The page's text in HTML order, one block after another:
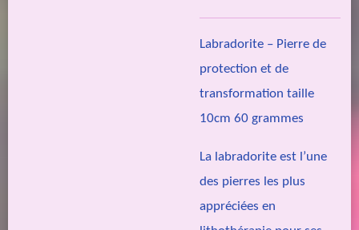
Labradorite – Pierre de
protection et de
transformation taille
10cm 60 grammes
La labradorite est l’une
des pierres les plus
appréciées en